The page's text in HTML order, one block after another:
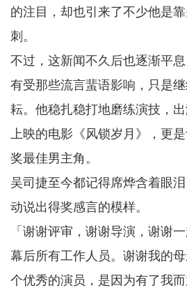
的注目，却也引来了不少他是
刺。
不过，这新闻不久后也逐渐平
有受那些流言蜚语影响，只是
耘。他稳扎稳打地磨练演技，
上映的电影《风锁岁月》，更
奖最佳男主角。
吴司捷至今都记得席烨含着眼
动说出得奖感言的模样。
「谢谢评审，谢谢导演，谢谢
幕后所有工作人员。谢谢我的
个优秀的演员，是因为有了我